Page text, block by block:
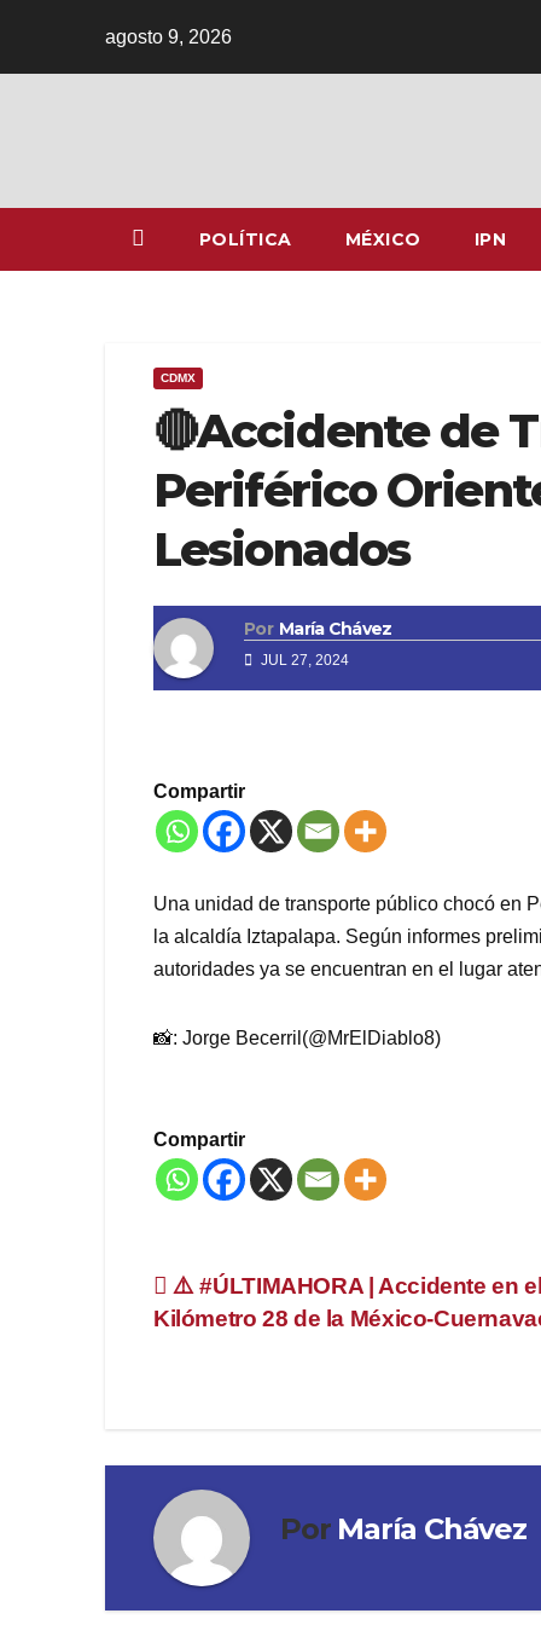
agosto 9, 2026
POLÍTICA MÉXICO IPN
CDMX
🔴Accidente de
Periférico
Lesionados
Por María Chávez
JUL 27, 2024
Compartir
Una unidad de transporte público chocó en
la alcaldía Iztapalapa. Según informes
autoridades ya se encuentran en el lugar
📸: Jorge Becerril(@MrElDiablo8)
Compartir
Navegación
⚠️ #ÚLTIMAHORA | Accidente en el
Kilómetro 28 de la México-
Por María Chávez